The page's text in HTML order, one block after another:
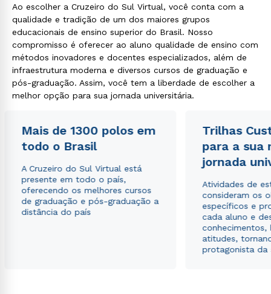
Ao escolher a Cruzeiro do Sul Virtual, você conta com a
qualidade e tradição de um dos maiores grupos
educacionais de ensino superior do Brasil. Nosso
compromisso é oferecer ao aluno qualidade de ensino com
métodos inovadores e docentes especializados, além de
infraestrutura moderna e diversos cursos de graduação e
pós-graduação. Assim, você tem a liberdade de escolher a
melhor opção para sua jornada universitária.
Mais de 1300 polos em
todo o Brasil
A Cruzeiro do Sul Virtual está
presente em todo o país,
oferecendo os melhores cursos
de graduação e pós-graduação a
distância do país
Trilhas
para a sua
jornada
Atividades de
consideram os
específicos e
cada aluno e
conhecimentos,
atitudes,
protagonista da